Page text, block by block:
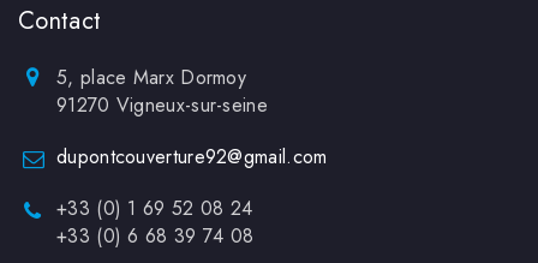
Contact
5, place Marx Dormoy
91270 Vigneux-sur-seine
dupontcouverture92@gmail.com
+33 (0) 1 69 52 08 24
+33 (0) 6 68 39 74 08